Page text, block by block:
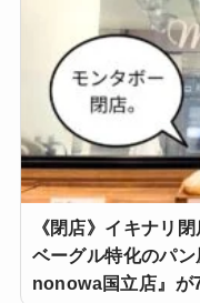
《閉店》イキナリ
ベーグル特化のパ
nonowa国立店』が